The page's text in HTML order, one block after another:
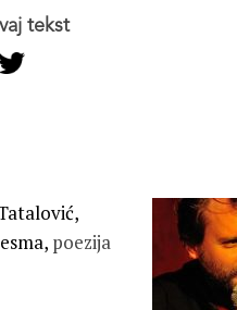
tekst
poezija